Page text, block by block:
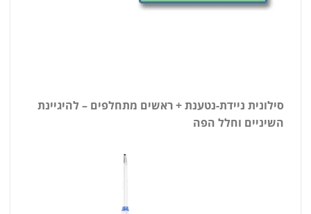
סילונית ניידת-נטענת + ראשים מתחלפים – להיגיינת
השיניים וחלל הפה